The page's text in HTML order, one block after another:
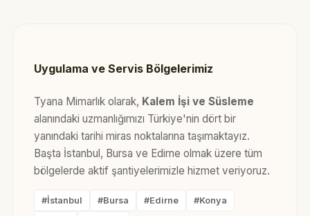
Uygulama ve Servis Bölgelerimiz
Tyana Mimarlık olarak, Kalem İşi ve Süsleme
alanındaki uzmanlığımızı Türkiye'nin dört bir
yanındaki tarihi miras noktalarına taşımaktayız.
Başta İstanbul, Bursa ve Edirne olmak üzere tüm
bölgelerde aktif şantiyelerimizle hizmet veriyoruz.
#İstanbul #Bursa #Edirne #Konya